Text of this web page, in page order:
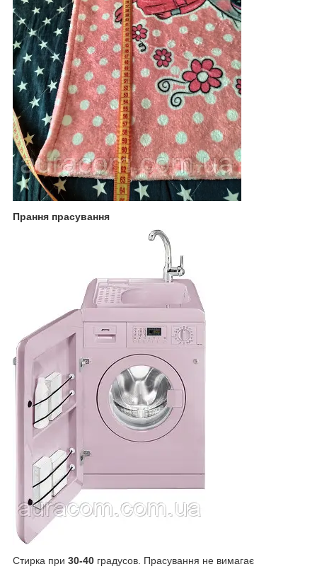
Прання прасування
Стирка при 30-40 градусов. Прасування не вимагає